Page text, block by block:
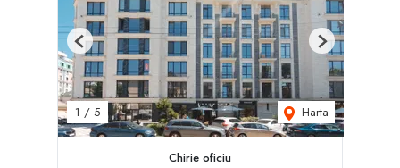
1 / 5 Harta
Previous Next
Chirie oficiu